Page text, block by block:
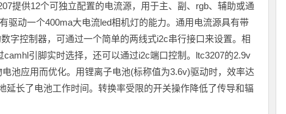
提供12个可独立配置的电流源，用于主、副、rgb、辅助或通
驱动一个400ma大电流led相机灯的能力。通用电流源具有带
字控制器，可通过一个简单的两线式i2c串行接口来设置。相
引脚实时选择，还可以通过i2c端口控制。ltc3207的2.9v
池应用而优化。用锂离子电池(标称值为3.6v)驱动时，效率达
延长了电池工作时间。转换率受限的开关操作降低了传导和辐